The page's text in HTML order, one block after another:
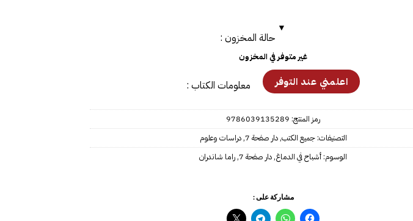
حالة المخزون :
غير متوفر في المخزون
معلومات الكتاب :
رمز المنتج: 9786039135289
التصنيفات:جميع الكتب,دار صفحة 7 ,دراسات وعلوم
الوسوم: أشباح في الدماغ,دار صفحة 7 ,راما شاندران
مشاركة على :